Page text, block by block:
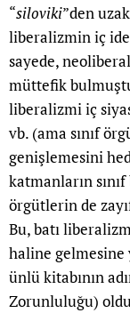
“siloviki”den
liberalizmin iç
sayede,
müttefik
liberalizmi iç
vb. (ama sınıf
genişlemesini
katmanların
örgütlerin de
Bu, batı
haline gelmesine
ünlü kitabının
Zorunluluğu)